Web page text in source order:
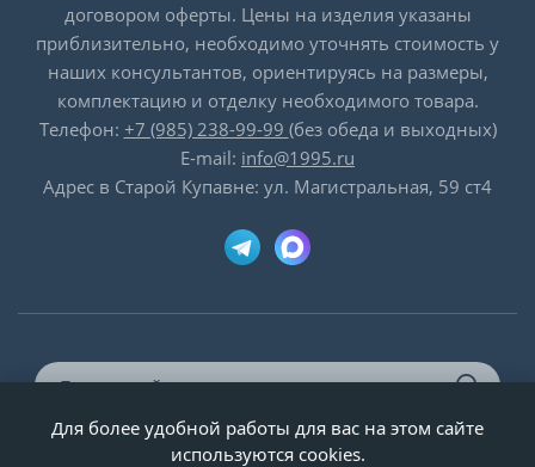
договором оферты. Цены на изделия указаны
приблизительно, необходимо уточнять стоимость у
наших консультантов, ориентируясь на размеры,
комплектацию и отделку необходимого товара.
Телефон: +7 (985) 238-99-99 (без обеда и выходных)
E-mail: info@1995.ru
Адрес в Старой Купавне: ул. Магистральная, 59 ст4
© ООО «Двери-и-точка», ИНН 5020092947, 1995-2026 г.
Для более удобной работы для вас на этом сайте
используются cookies.